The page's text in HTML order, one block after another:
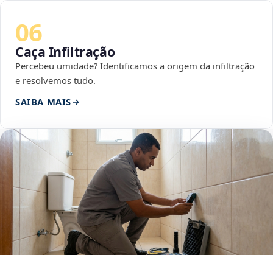
06
Caça Infiltração
Percebeu umidade? Identificamos a origem da infiltração
e resolvemos tudo.
SAIBA MAIS